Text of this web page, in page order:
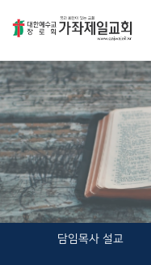
담임목사 설교